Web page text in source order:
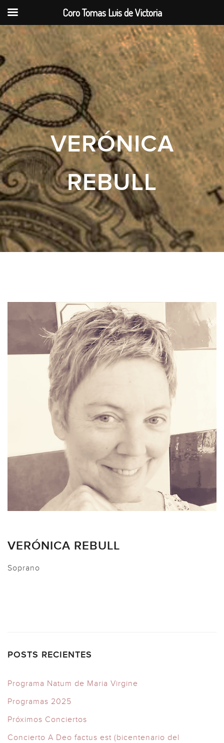
VERÓNICA
REBULL
VERÓNICA REBULL
Soprano
POSTS RECIENTES
Programa Natum de Maria Virgine
Programas 2025
Próximos Conciertos
Concierto A Deo factus est (bicentenario del
Coro Tomas Luis de Victoria